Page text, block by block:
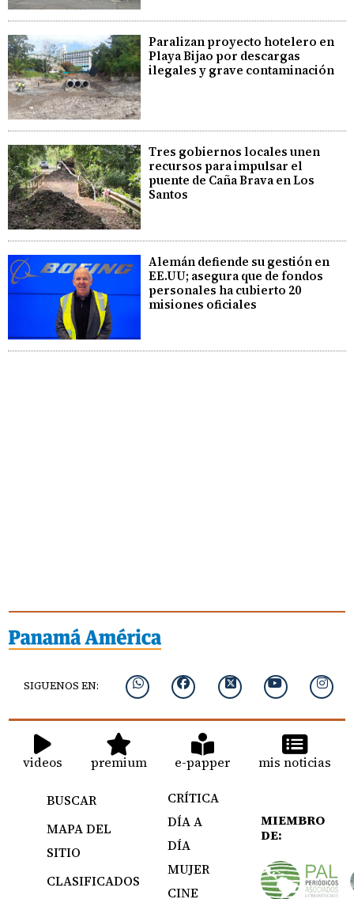
Paralizan proyecto hotelero en
Playa Bijao por descargas
ilegales y grave contaminación
Tres gobiernos locales unen
recursos para impulsar el
puente de Caña Brava en Los
Santos
Alemán defiende su gestión en
EE.UU; asegura que de fondos
personales ha cubierto 20
misiones oficiales
SIGUENOS EN:
videos premium e-papper mis noticias
BUSCAR
MAPA DEL
SITIO
CLASIFICADOS
CRÍTICA
DÍA A
DÍA
MUJER
CINE
MIEMBRO
DE: